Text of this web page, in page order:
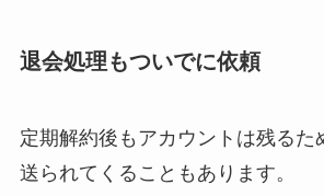
退会処理もついでに依頼
定期解約後もアカウントは残るた
送られてくることもあります。